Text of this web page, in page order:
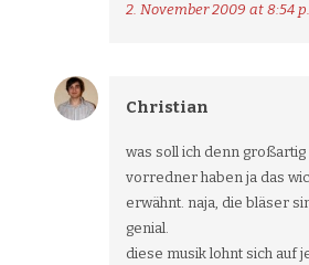
2. November 2009 at 8:54
Christian
was soll ich denn großartig
vorredner haben ja das
erwähnt. naja, die bläser
genial.
diese musik lohnt sich auf